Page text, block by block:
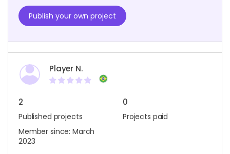
Publish your own project
Player N.
2
Published projects
0
Projects paid
Member since: March
2023